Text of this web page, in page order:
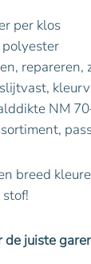
per klos
repareren,
NM
breed
juiste